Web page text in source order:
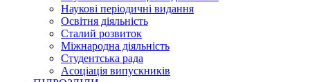
Наукові періодичні видання
Освітня діяльність
Сталий розвиток
Міжнародна діяльність
Студентська рада
Асоціація випускників